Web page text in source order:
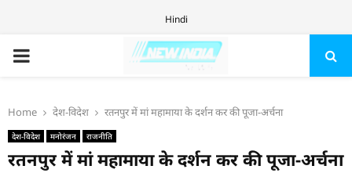
Hindi
PRIMARY
Home देश-विदेश रतनपुर में मां महामाया के दर्शन कर की पूजा-अर्चना
देश-विदेश मनोरंजन राजनीति
रतनपुर में मां महामाया के दर्शन कर की पूजा-अर्चना